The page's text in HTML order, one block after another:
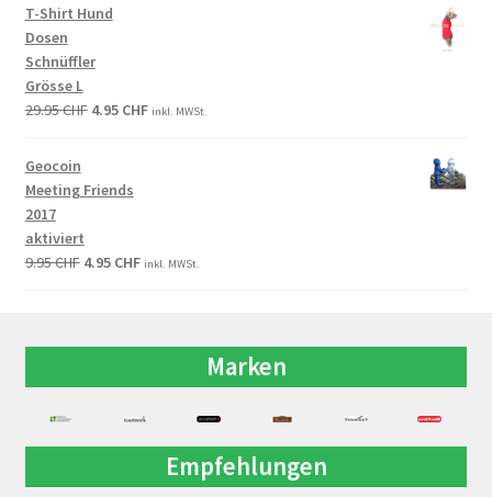
T-Shirt Hund
Dosen
Schnüffler
Grösse L
29.95CHF 4.95 CHF inkl. MWSt.
Geocoin
Meeting Friends
2017
aktiviert
9.95CHF 4.95 CHF inkl. MWSt.
Marken
Empfehlungen